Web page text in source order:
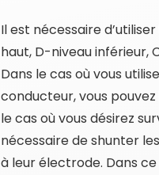
Il est nécessaire
haut, D-niveau inférieur,
Dans le cas où vous
conducteur, vous pouvez
le cas où vous désirez
nécessaire de shunter
à leur électrode. Dans